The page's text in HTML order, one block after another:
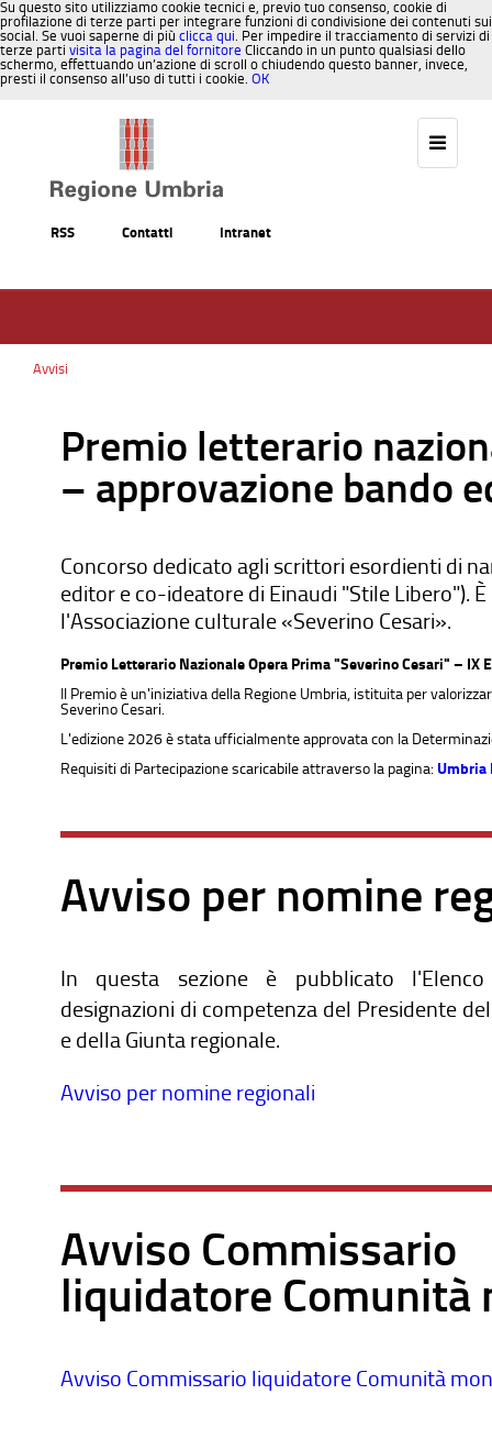
Su questo sito utilizziamo cookie tecnici e, previo tuo consenso, cookie di
profilazione di terze parti per integrare funzioni di condivisione dei contenuti sui
social. Se vuoi saperne di più clicca qui. Per impedire il tracciamento di servizi di
terze parti visita la pagina del fornitore Cliccando in un punto qualsiasi dello
schermo, effettuando un’azione di scroll o chiudendo questo banner, invece,
presti il consenso all’uso di tutti i cookie. OK
RSS Contatti Intranet
Avvisi
Premio letterario
– approvazione bando
Concorso dedicato agli scrittori esordienti di
editor e co-ideatore di Einaudi "Stile Libero").
l'Associazione culturale «Severino Cesari».
Premio Letterario Nazionale Opera Prima "Severino Cesari" – IX
Il Premio è un'iniziativa della Regione Umbria, istituita per
Severino Cesari.
L'edizione 2026 è stata ufficialmente approvata con la
Requisiti di Partecipazione scaricabile attraverso la pagina: Umbria
Avviso per nomine
In questa sezione è pubblicato
designazioni di competenza del Presidente
e della Giunta regionale.
Avviso per nomine regionali
Avviso Commissario
liquidatore Comunità
Avviso Commissario liquidatore Comunità